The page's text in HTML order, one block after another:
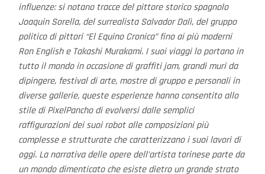
influenze: si notano tracce del pittore storico spagnolo
Joaquin Sorella, del surrealista Salvador Dalì, del gruppo
politico di pittori “El Equino Cronica” fino ai più moderni
Ron English e Takashi Murakami. I suoi viaggi lo portano in
tutto il mondo in occasione di graffiti jam, grandi muri da
dipingere, festival di arte, mostre di gruppo e personali in
diverse gallerie, queste esperienze hanno consentito allo
stile di PixelPancho di evolversi dalle semplici
raffigurazioni dei suoi robot alle composizioni più
complesse e strutturate che caratterizzano i suoi lavori di
oggi. La narrativa delle opere dell’artista torinese parte da
un mondo dimenticato che esiste dietro un grande strato